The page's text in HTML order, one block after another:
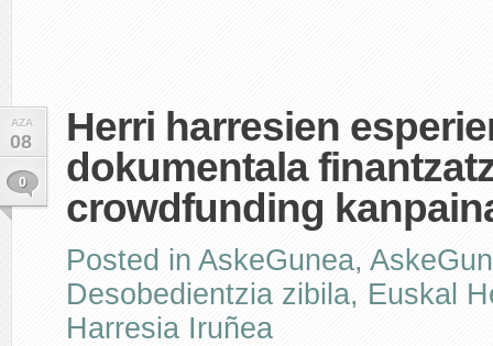
AZA
08
0
Herri harresien
dokumentala
crowdfunding
Posted in AskeGunea,
Desobedientzia zibila, Euskal
Harresia Iruñea